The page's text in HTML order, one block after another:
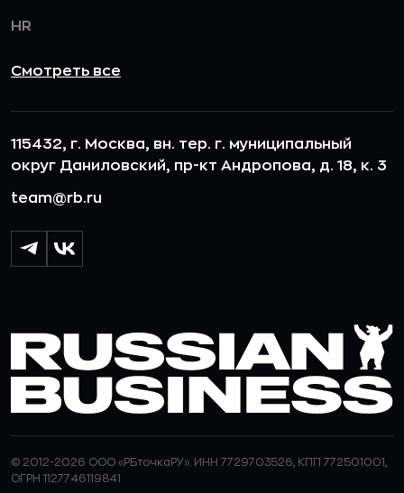
HR
Смотреть все
115432, г. Москва, вн. тер. г. муниципальный
округ Даниловский, пр-кт Андропова, д. 18, к. 3
team@rb.ru
© 2012-2026 ООО «РБточкаРУ». ИНН 7729703526, КПП 772501001,
ОГРН 1127746119841